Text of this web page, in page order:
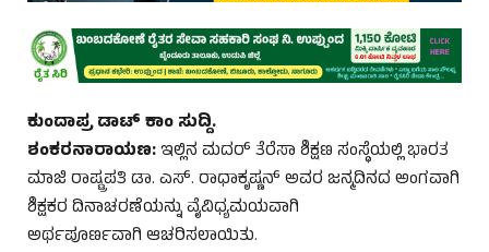
ಕುಂದಾಪ್ರ ಡಾಟ್‌ ಕಾಂ ಸುದ್ದಿ.
ಶಂಕರನಾರಾಯಣ:ಇಲ್ಲಿನ ಮದರ್ ತೆರೆಸಾ ಶಿಕ್ಷಣ ಸಂಸ್ಥೆಯಲ್ಲಿ ಭಾರತ
ಮಾಜಿ ರಾಷ್ಟ್ರಪತಿ ಡಾ. ಎಸ್. ರಾಧಾಕೃಷ್ಣನ್ ಅವರ ಜನ್ಮದಿನದ ಅಂಗವಾಗಿ
ಶಿಕ್ಷಕರ ದಿನಾಚರಣೆಯನ್ನು ವೈವಿಧ್ಯಮಯವಾಗಿ
ಅರ್ಥಪೂರ್ಣವಾಗಿ ಆಚರಿಸಲಾಯಿತು.